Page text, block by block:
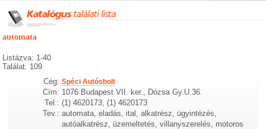
automata
Listázva: 1-40
Találat: 109
Cég: Spéci Autósbolt
Cím: 1076 Budapest VII. ker., Dózsa Gy.U.36.
Tel.: (1) 4620173, (1) 4620173
Tev.: automata, eladás, ital, alkatrész, ügyintézés,
autóalkatrész, üzemeltetés, villanyszerelés, motoros